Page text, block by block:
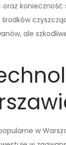
ale
w